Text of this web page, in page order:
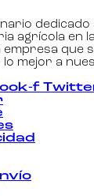
agrícola en
empresa que
mejor a
f